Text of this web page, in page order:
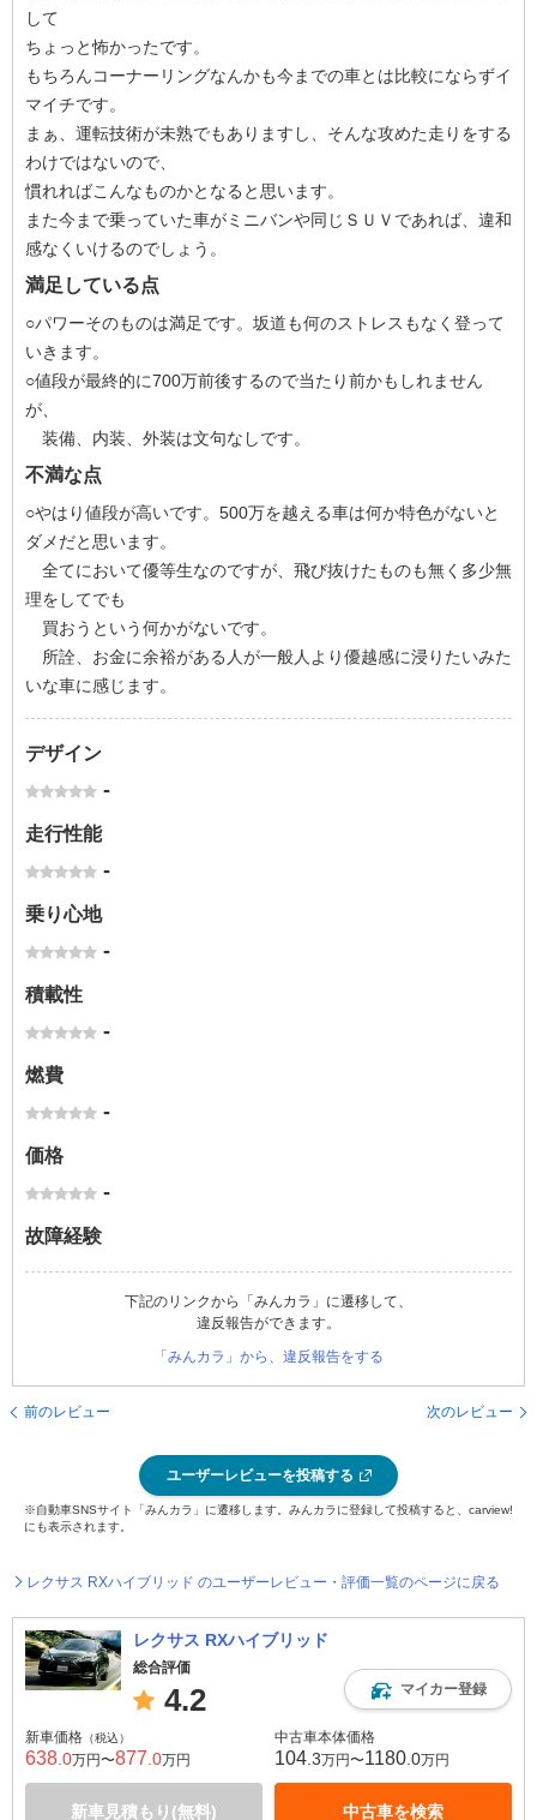
して
ちょっと怖かったです。
もちろんコーナーリングなんかも今までの車とは比較にならずイ
マイチです。
まぁ、運転技術が未熟でもありますし、そんな攻めた走りをする
わけではないので、
慣れればこんなものかとなると思います。
また今まで乗っていた車がミニバンや同じＳＵＶであれば、違和
感なくいけるのでしょう。
満足している点
○パワーそのものは満足です。坂道も何のストレスもなく登って
いきます。
○値段が最終的に700万前後するので当たり前かもしれません
が、
装備、内装、外装は文句なしです。
不満な点
○やはり値段が高いです。500万を越える車は何か特色がないと
ダメだと思います。
全てにおいて優等生なのですが、飛び抜けたものも無く多少無
理をしてでも
買おうという何かがないです。
所詮、お金に余裕がある人が一般人より優越感に浸りたいみた
いな車に感じます。
デザイン
-
走行性能
-
乗り心地
-
積載性
-
燃費
-
価格
-
故障経験
下記のリンクから「みんカラ」に遷移して、
違反報告ができます。
「みんカラ」から、違反報告をする
前のレビュー 次のレビュー
ユーザーレビューを投稿する
※自動車SNSサイト「みんカラ」に遷移します。みんカラに登録して投稿すると、carview!
にも表示されます。
レクサス RXハイブリッド のユーザーレビュー・評価一覧のページに戻る
レクサス RXハイブリッド
総合評価
4.2 マイカー登録
新車価格 （税込）
638 .0万円〜877 .0万円
新車見積もり(無料)
中古車本体価格
104 .3万円〜1180 .0万円
中古車を検索